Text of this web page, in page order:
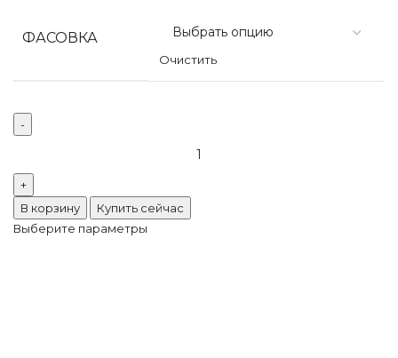
ФАСОВКА
Очистить
Пришивные
зеркала
17*32мм
green
В корзину
Купить сейчас
Выберите параметры